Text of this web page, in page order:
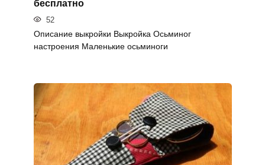
бесплатно
52
Описание выкройки Выкройка Осьминог
настроения Маленькие осьминоги